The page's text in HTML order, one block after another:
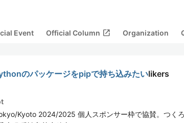
Event Official Column open_in_new Organization
のパッケージをpipで持ち込みたいlikers
Kyoto 2024/2025 個人スポンサー枠で協賛。つく